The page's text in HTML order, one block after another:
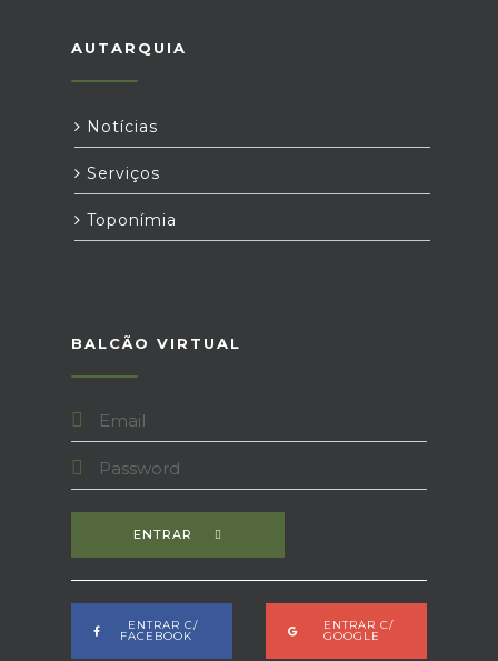
AUTARQUIA
Notícias
Serviços
Toponímia
BALCÃO VIRTUAL
ENTRAR
ENTRAR C/
FACEBOOK
ENTRAR C/
GOOGLE